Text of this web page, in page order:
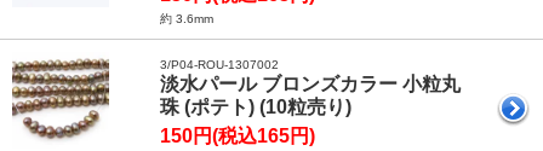
約 3.6mm
3/P04-ROU-1307002
淡水パール ブロンズカラー 小粒丸
珠 (ポテト) (10粒売り)
150円(税込165円)